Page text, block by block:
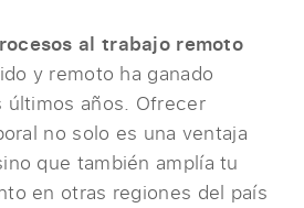
al trabajo remoto
y remoto ha ganado
últimos años. Ofrecer
no solo es una ventaja
que también amplía tu
en otras regiones del país